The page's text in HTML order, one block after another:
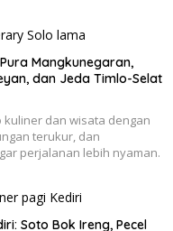
Mangkunegaran,
dan Jeda Timlo-Selat
dan wisata dengan
terukur, dan
perjalanan lebih nyaman.
Soto Bok Ireng, Pecel